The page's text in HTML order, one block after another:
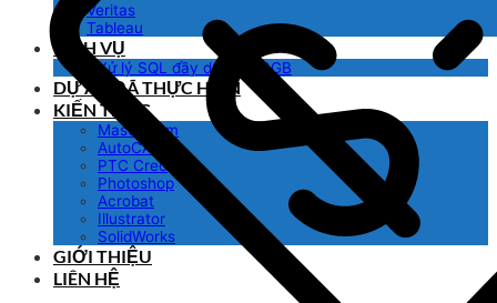
Veritas
Tableau
DỊCH VỤ
Xử lý SQL đầy dữ liệu 10GB
DỰ ÁN ĐÃ THỰC HIỆN
KIẾN THỨC
Mastercam
AutoCAD
PTC Creo
Photoshop
Acrobat
Illustrator
SolidWorks
GIỚI THIỆU
LIÊN HỆ